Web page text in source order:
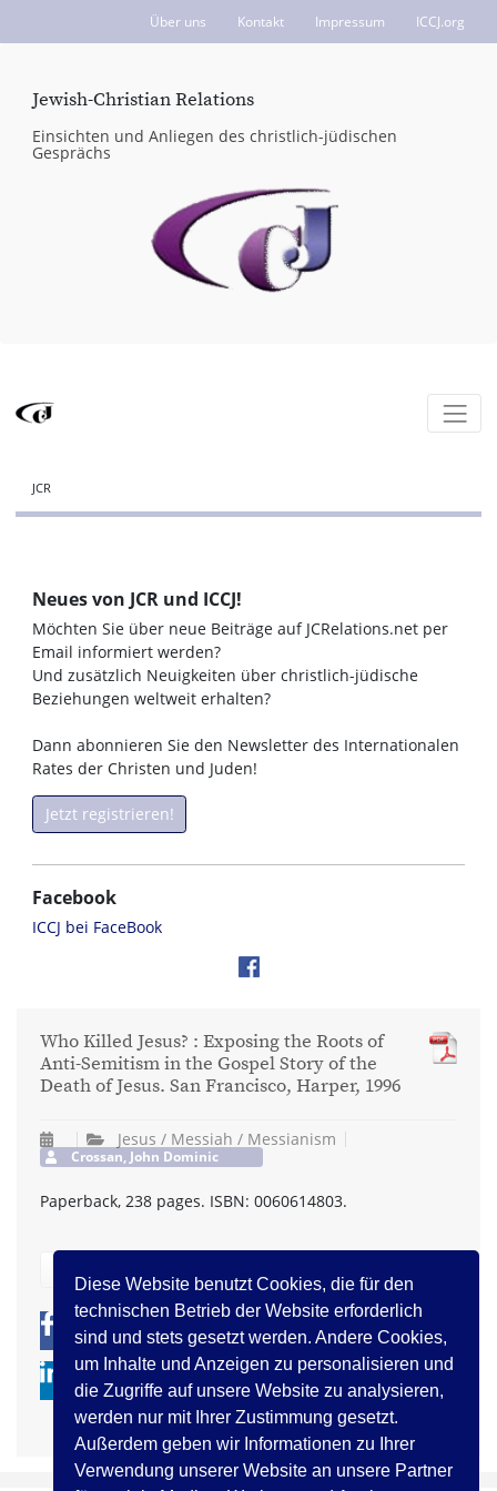
Diese Website benutzt Cookies, die für den
technischen Betrieb der Website erforderlich
sind und stets gesetzt werden. Andere Cookies,
um Inhalte und Anzeigen zu personalisieren und
die Zugriffe auf unsere Website zu analysieren,
werden nur mit Ihrer Zustimmung gesetzt.
Außerdem geben wir Informationen zu Ihrer
Verwendung unserer Website an unsere Partner
Über uns Kontakt Impressum ICCJ.org
Jewish-Christian Relations
Einsichten und Anliegen des christlich-jüdischen
Gesprächs
JCR
Neues von JCR und ICCJ!
Möchten Sie über neue Beiträge auf JCRelations.net per
Email informiert werden?
Und zusätzlich Neuigkeiten über christlich-jüdische
Beziehungen weltweit erhalten?
Dann abonnieren Sie den Newsletter des Internationalen
Rates der Christen und Juden!
Jetzt registrieren!
Facebook
ICCJ bei FaceBook
Who Killed Jesus? : Exposing the Roots of
Anti-Semitism in the Gospel Story of the
Death of Jesus. San Francisco, Harper, 1996
Jesus / Messiah / Messianism
Crossan, John Dominic
Paperback, 238 pages. ISBN: 0060614803.
0 0